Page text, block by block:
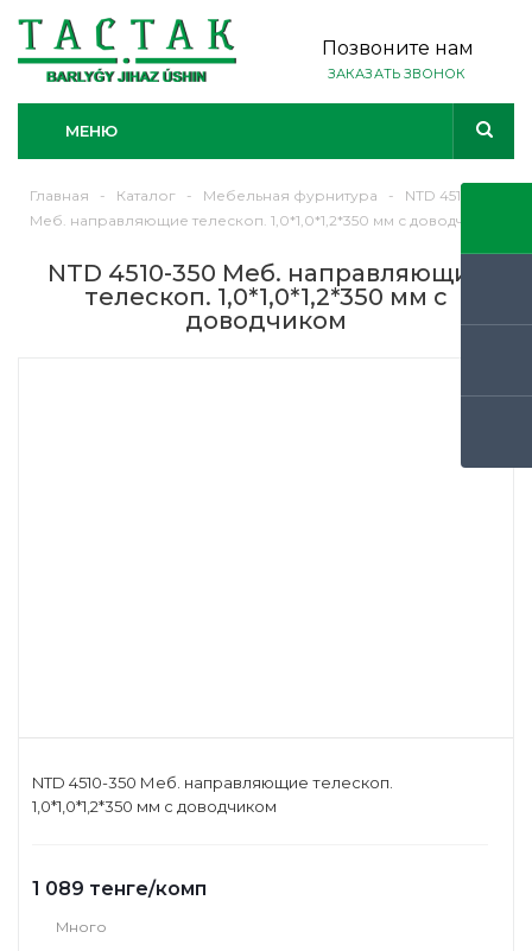
Позвоните нам
ЗАКАЗАТЬ ЗВОНОК
МЕНЮ
Главная - Каталог - Мебельная фурнитура -
NTD 4510-350
Меб. направляющие телескоп. 1,0*1,0*1,2*350 мм с доводчиком
NTD 4510-350 Меб. направляющие
телескоп. 1,0*1,0*1,2*350 мм с
доводчиком
NTD 4510-350 Меб. направляющие телескоп.
1,0*1,0*1,2*350 мм с доводчиком
1 089 тенге/комп
Много